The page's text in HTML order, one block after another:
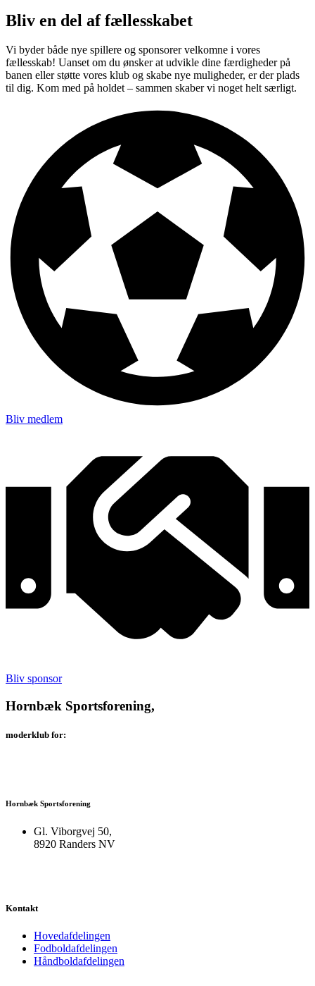
Bliv en del af fællesskabet
Vi byder både nye spillere og sponsorer velkomne i vores
fællesskab! Uanset om du ønsker at udvikle dine færdigheder på
banen eller støtte vores klub og skabe nye muligheder, er der plads
til dig. Kom med på holdet – sammen skaber vi noget helt særligt.
Bliv medlem
Bliv sponsor
Hornbæk Sportsforening,
moderklub for:
Hornbæk Sportsforening
Gl. Viborgvej 50,
8920 Randers NV
Kontakt
Hovedafdelingen
Fodboldafdelingen
Håndboldafdelingen